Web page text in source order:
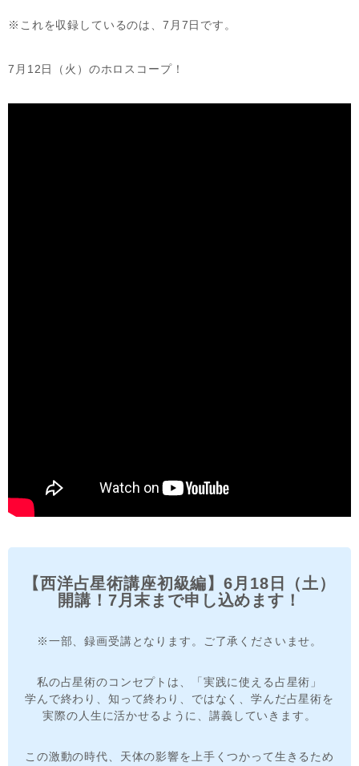
※これを収録しているのは、7月7日です。
7月12日（火）のホロスコープ！
【西洋占星術講座初級編】6月18日（土）
開講！7月末まで申し込めます！
※一部、録画受講となります。ご了承くださいませ。
私の占星術のコンセプトは、「実践に使える占星術」
学んで終わり、知って終わり、ではなく、学んだ占星術を
実際の人生に活かせるように、講義していきます。
この激動の時代、天体の影響を上手くつかって生きるため